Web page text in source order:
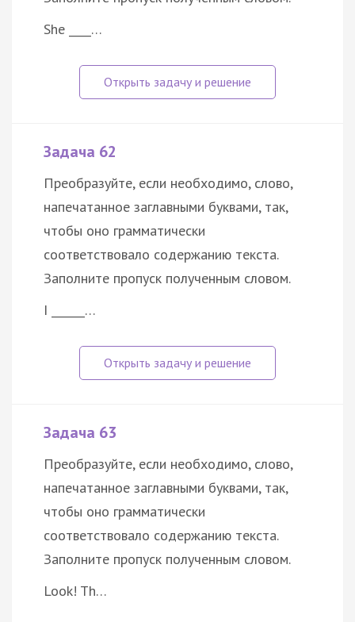
She ____…
Задача 62
Преобразуйте, если необходимо, слово,
напечатанное заглавными буквами, так,
чтобы оно грамматически
соответствовало содержанию текста.
Заполните пропуск полученным словом.
I ______…
Задача 63
Преобразуйте, если необходимо, слово,
напечатанное заглавными буквами, так,
чтобы оно грамматически
соответствовало содержанию текста.
Заполните пропуск полученным словом.
Look! Th…